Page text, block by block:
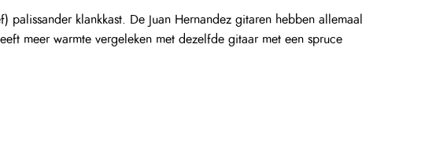
palissander klankkast. De Juan Hernandez gitaren hebben allemaal
meer warmte vergeleken met dezelfde gitaar met een spruce